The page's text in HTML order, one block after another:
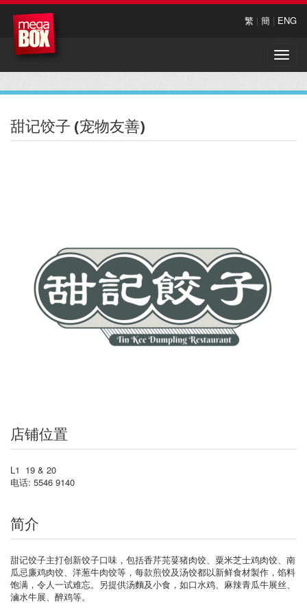
繁 | 簡 | ENG
Toggle
甜记饺子 (宠物友善)
店铺位置
L1 19 & 20
电话: 5546 9140
简介
甜记饺子主打创新饺子口味，包括香芹芫荽猪肉饺、粟米芝士鸡肉饺、南
瓜忌廉鸡肉饺、洋葱牛肉饺等，每款煎饺及汤饺都以新鲜食材製作，馅料
饱满，令人一试难忘。另提供汤麵及小食，如口水鸡、麻辣青瓜牛展丝、
滷水牛展、醉鸡等。